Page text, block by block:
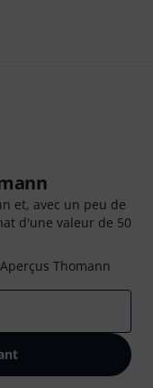
et, avec un peu de
d'une valeur de 50
Aperçus Thomann